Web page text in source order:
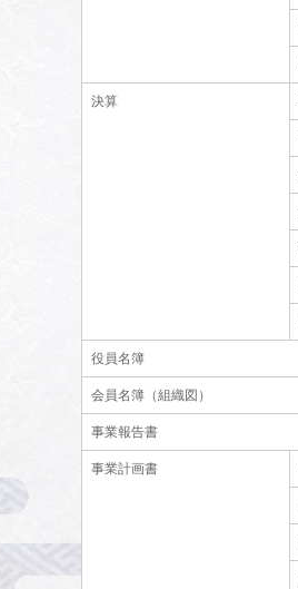
決算
役員名簿
会員名簿（組織図）
事業報告書
事業計画書